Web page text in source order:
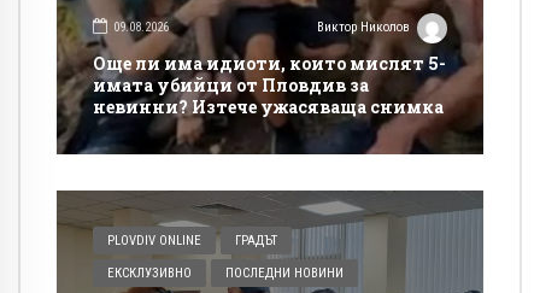
09.08.2026 Виктор Николов
Още ли има идиоти, които мислят 5-
имата убийци от Пловдив за
невинни? Изтече ужасяваща снимка
PLOVDIV ONLINE ГРАДЪТ
ЕКСКЛУЗИВНО ПОСЛЕДНИ НОВИНИ